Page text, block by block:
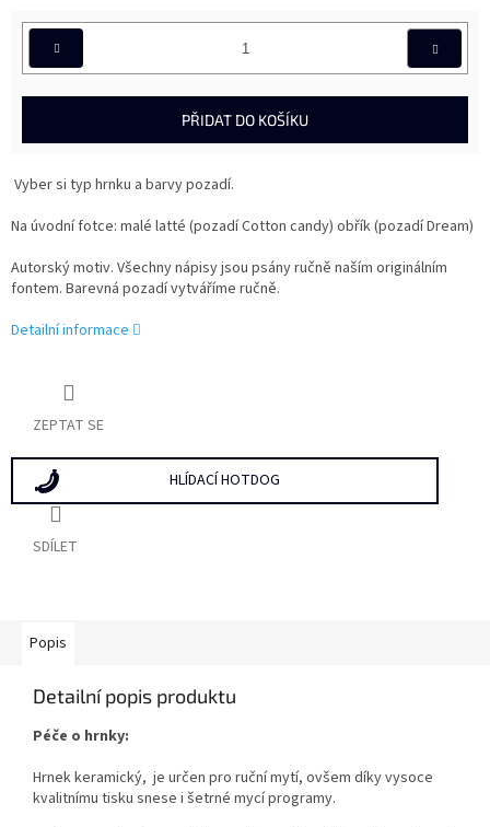
PŘIDAT DO KOŠÍKU
Vyber si typ hrnku a barvy pozadí.
Na úvodní fotce: malé latté (pozadí Cotton candy) obřík (pozadí Dream)
Autorský motiv. Všechny nápisy jsou psány ručně naším originálním
fontem. Barevná pozadí vytváříme ručně.
Detailní informace
ZEPTAT SE
HLÍDACÍ HOTDOG
SDÍLET
Popis
Detailní popis produktu
Péče o hrnky:
Hrnek keramický, je určen pro ruční mytí, ovšem díky vysoce
kvalitnímu tisku snese i šetrné mycí programy.